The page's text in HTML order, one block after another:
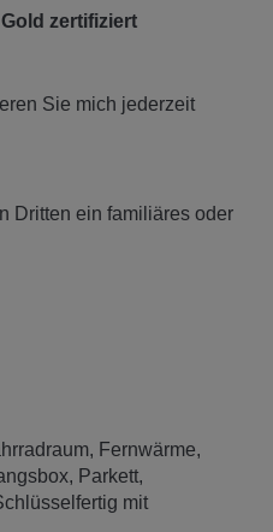
Gold zertifiziert
Sie mich jederzeit
Dritten ein familiäres oder
Fernwärme
Parkett
mit